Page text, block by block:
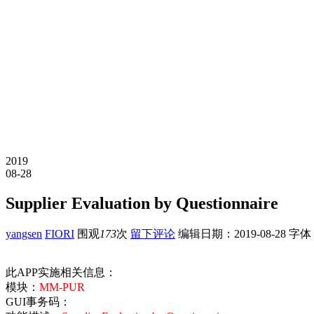
2019
08-28
Supplier Evaluation by Questionnaire
yangsen FIORI 围观173次 留下评论 编辑日期： 2019-08-28 字体
此APP实施相关信息：
模块： MM-PUR
GUI事务码：